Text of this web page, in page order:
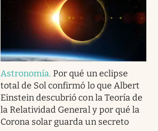
Astronomía. Por qué un eclipse
total de Sol confirmó lo que Albert
Einstein descubrió con la Teoría de
la Relatividad General y por qué la
Corona solar guarda un secreto